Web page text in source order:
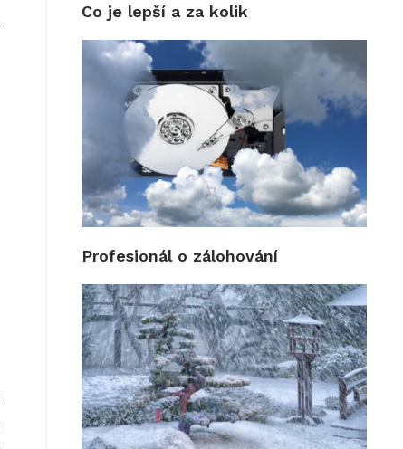
Co je lepší a za kolik
Profesionál o zálohování